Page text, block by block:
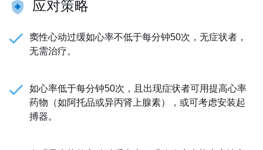
应对策略
窦性心动过缓如心率不低于每分钟50次，无症状者，
无需治疗。
如心率低于每分钟50次，且出现症状者可用提高心率
药物（如阿托品或异丙肾上腺素），或可考虑安装起
搏器。